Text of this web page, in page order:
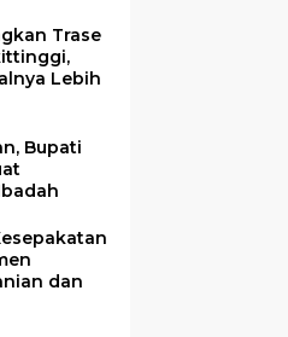
Trase
Lebih
Bupati
dan